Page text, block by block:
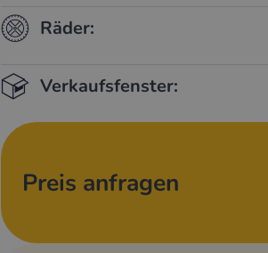
Räder:
Verkaufsfenster:
Preis anfragen